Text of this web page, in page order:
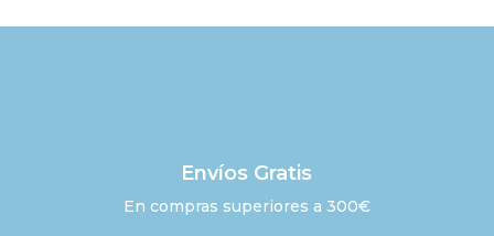
Envíos Gratis
En compras superiores a 300€